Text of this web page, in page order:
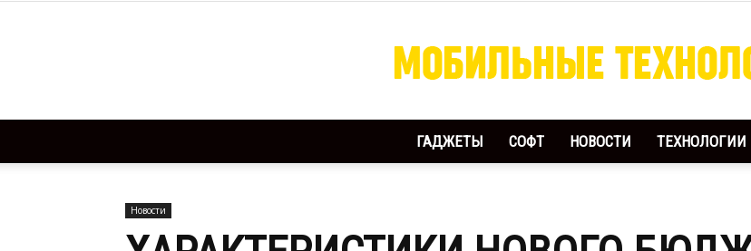
Мобильные
ГАДЖЕТЫ СОФТ НОВОСТИ ТЕХНОЛОГИИ
Новости